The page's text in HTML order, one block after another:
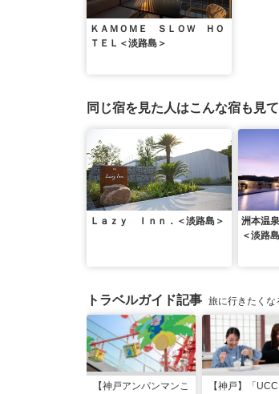
ＫＡＭＯＭＥ ＳＬＯＷ ＨＯ
ＴＥＬ＜淡路島＞
同じ宿を見た人はこんな宿も見
Ｌａｚｙ Ｉｎｎ．＜淡路島＞
洲本温
＜淡路
トラベルガイド記事 旅に行きたくな
【神戸アンパンマンこ 【神戸】「